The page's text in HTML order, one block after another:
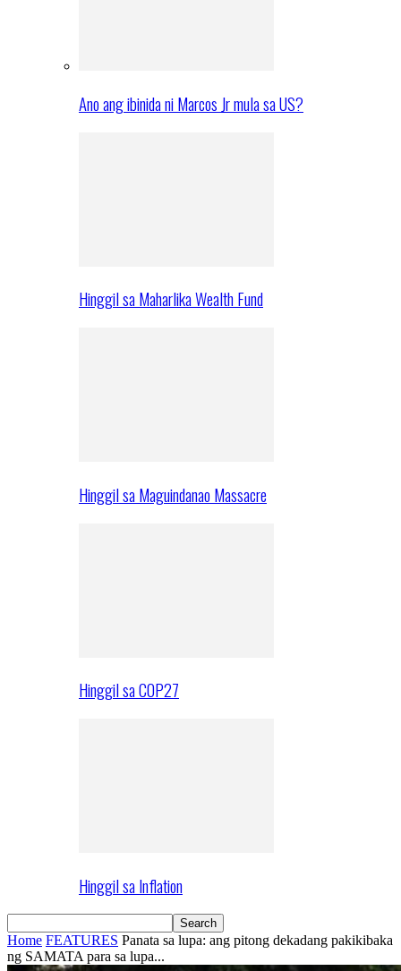
Ano ang ibinida ni Marcos Jr mula sa US?
Hinggil sa Maharlika Wealth Fund
Hinggil sa Maguindanao Massacre
Hinggil sa COP27
Hinggil sa Inflation
Home FEATURES Panata sa lupa: ang pitong dekadang pakikibaka
ng SAMATA para sa lupa...